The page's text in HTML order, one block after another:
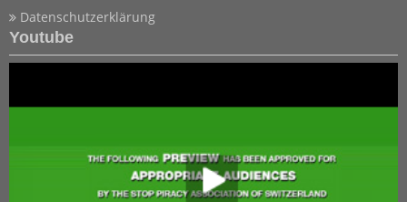
Datenschutzerklärung
Youtube